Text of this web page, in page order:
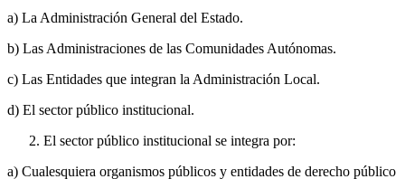
a) La Administración General del Estado.
b) Las Administraciones de las Comunidades Autónomas.
c) Las Entidades que integran la Administración Local.
d) El sector público institucional.
El sector público institucional se integra por:
a) Cualesquiera organismos públicos y entidades de derecho público